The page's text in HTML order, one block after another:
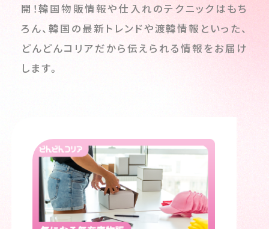
開！韓国物販情報や仕入れのテクニックはもち
ろん、韓国の最新トレンドや渡韓情報といった、
どんどんコリアだから伝えられる情報をお届け
します。